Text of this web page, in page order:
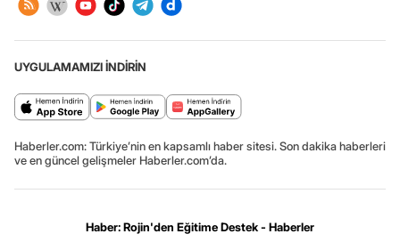
UYGULAMAMIZI İNDİRİN
Haberler.com: Türkiye’nin en kapsamlı haber sitesi. Son dakika haberleri
ve en güncel gelişmeler Haberler.com’da.
Haber: Rojin'den Eğitime Destek - Haberler